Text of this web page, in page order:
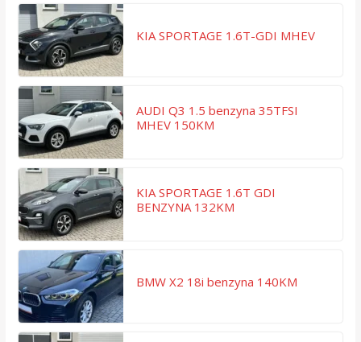
KIA SPORTAGE 1.6T-GDI MHEV
AUDI Q3 1.5 benzyna 35TFSI
MHEV 150KM
KIA SPORTAGE 1.6T GDI
BENZYNA 132KM
BMW X2 18i benzyna 140KM